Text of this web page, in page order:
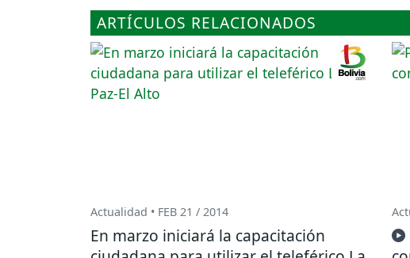
ARTÍCULOS RELACIONADOS
Actualidad • FEB 21 / 2014
En marzo iniciará la capacitación